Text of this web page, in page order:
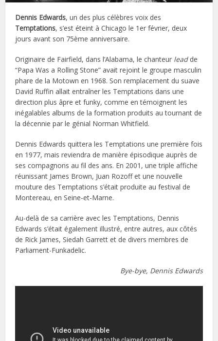
Dennis Edwards, un des plus célèbres voix des
Temptations, s’est éteint à Chicago le 1er février, deux
jours avant son 75ème anniversaire.
Originaire de Fairfield, dans l’Alabama, le chanteur leadde
“Papa Was a Rolling Stone” avait rejoint le groupe masculin
phare de la Motown en 1968. Son remplacement du suave
David Ruffin allait entraîner les Temptations dans une
direction plus âpre et funky, comme en témoignent les
inégalables albums de la formation produits au tournant de
la décennie par le génial Norman Whitfield.
Dennis Edwards quittera les Temptations une première fois
en 1977, mais reviendra de manière épisodique auprès de
ses compagnons au fil des ans. En 2001, une triple affiche
réunissant James Brown, Juan Rozoff et une nouvelle
mouture des Temptations s’était produite au festival de
Montereau, en Seine-et-Marne.
Au-delà de sa carrière avec les Temptations, Dennis
Edwards s’était également illustré, entre autres, aux côtés
de Rick James, Siedah Garrett et de divers membres de
Parliament-Funkadelic.
Bye-bye, Dennis Edwards